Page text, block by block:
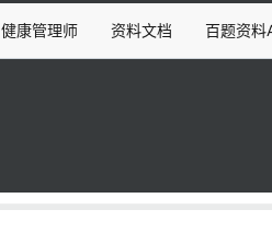
健康管理师 资料文档 百题资料